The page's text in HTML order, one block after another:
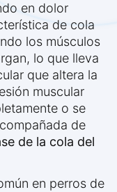
en dolor
de cola
los músculos
lo que lleva
que altera la
muscular
o se
de
de la cola del
en perros de